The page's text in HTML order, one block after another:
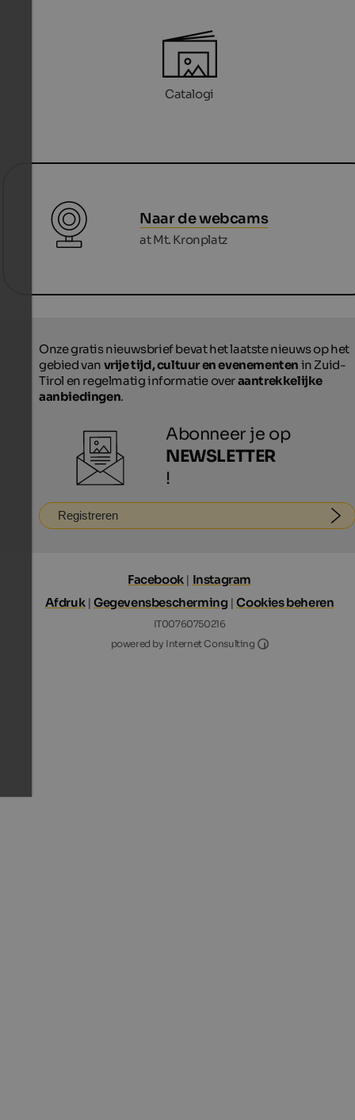
Catalogi
Naar de webcams
at Mt. Kronplatz
Onze gratis nieuwsbrief bevat het laatste nieuws op het
gebied van vrije tijd, cultuur en evenementen in Zuid-
Tirol en regelmatig informatie overaantrekkelijke
aanbiedingen.
Abonneer je op
NEWSLETTER
!
Registreren
Facebook| Instagram
Afdruk|Gegevensbescherming |Cookies beheren
IT00760750216
powered by Internet Consulting
Internet